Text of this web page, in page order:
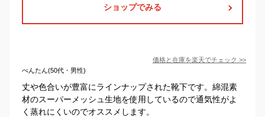
ショップでみる
価格と在庫を楽天でチェック >>
べんたん(50代・男性)
丈や色合いが豊富にラインナップされた靴下です。綿混素
材のスーパーメッシュ生地を使用しているので通気性がよ
く蒸れにくいのでオススメします。